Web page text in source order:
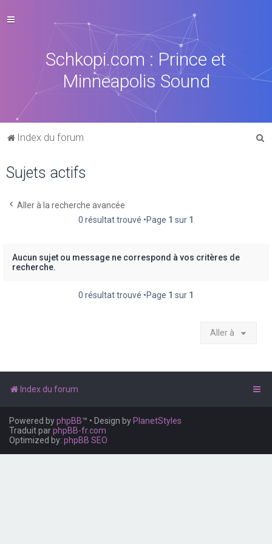
Schkopi.com : Prince et
Minneapolis Sound
Index du forum
Sujets actifs
Aller à la recherche avancée
0 résultat trouvé •Page 1 sur 1
Aucun sujet ou message ne correspond à vos critères de
recherche.
0 résultat trouvé •Page 1 sur 1
Aller à
Index du forum
Powered byphpBB™ • Design by PlanetStyles
Traduit parphpBB-fr.com
Optimized by: phpBB SEO